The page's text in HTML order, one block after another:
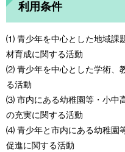
利用条件
⑴ 青少年を中心とした地域課
材育成に関する活動
⑵ 青少年を中心とした学術、
る活動
⑶ 市内にある幼稚園等・小中
の充実に関する活動
⑷ 青少年と市内にある幼稚園
促進に関する活動